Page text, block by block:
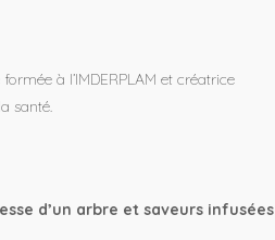
à l’IMDERPLAM et créatrice
santé.
d’un arbre et saveurs infusées